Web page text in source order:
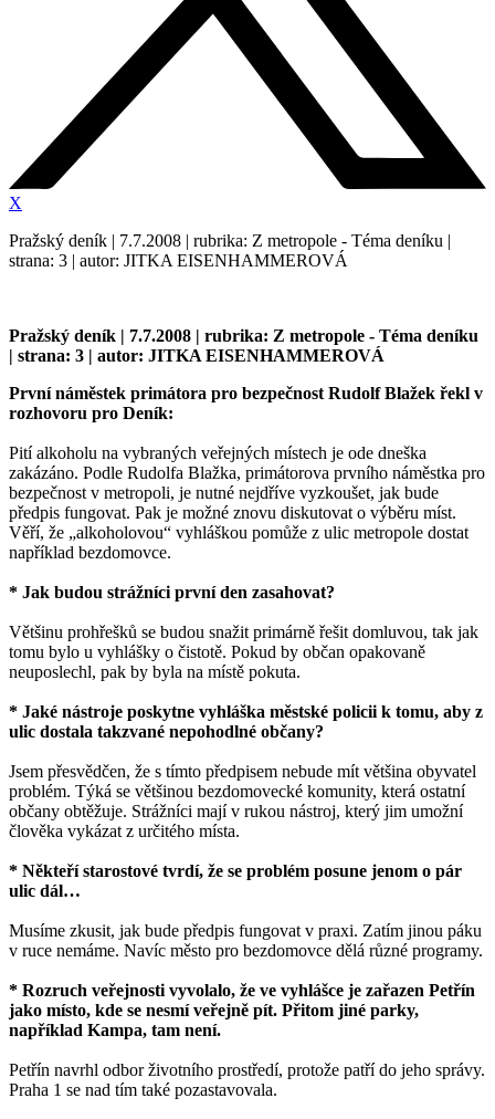
X
Pražský deník | 7.7.2008 | rubrika: Z metropole - Téma deníku |
strana: 3 | autor: JITKA EISENHAMMEROVÁ
Pražský deník | 7.7.2008 | rubrika: Z metropole - Téma deníku
| strana: 3 | autor: JITKA EISENHAMMEROVÁ
První náměstek primátora pro bezpečnost Rudolf Blažek řekl v
rozhovoru pro Deník:
Pití alkoholu na vybraných veřejných místech je ode dneška
zakázáno. Podle Rudolfa Blažka, primátorova prvního náměstka pro
bezpečnost v metropoli, je nutné nejdříve vyzkoušet, jak bude
předpis fungovat. Pak je možné znovu diskutovat o výběru míst.
Věří, že „alkoholovou“ vyhláškou pomůže z ulic metropole dostat
například bezdomovce.
* Jak budou strážníci první den zasahovat?
Většinu prohřešků se budou snažit primárně řešit domluvou, tak jak
tomu bylo u vyhlášky o čistotě. Pokud by občan opakovaně
neuposlechl, pak by byla na místě pokuta.
* Jaké nástroje poskytne vyhláška městské policii k tomu, aby z
ulic dostala takzvané nepohodlné občany?
Jsem přesvědčen, že s tímto předpisem nebude mít většina obyvatel
problém. Týká se většinou bezdomovecké komunity, která ostatní
občany obtěžuje. Strážníci mají v rukou nástroj, který jim umožní
člověka vykázat z určitého místa.
* Někteří starostové tvrdí, že se problém posune jenom o pár
ulic dál…
Musíme zkusit, jak bude předpis fungovat v praxi. Zatím jinou páku
v ruce nemáme. Navíc město pro bezdomovce dělá různé programy.
* Rozruch veřejnosti vyvolalo, že ve vyhlášce je zařazen Petřín
jako místo, kde se nesmí veřejně pít. Přitom jiné parky,
například Kampa, tam není.
Petřín navrhl odbor životního prostředí, protože patří do jeho správy.
Praha 1 se nad tím také pozastavovala.